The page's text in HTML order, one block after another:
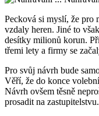
Pecková si myslí, že pro
vzdaly heren. Jiné to
desítky milionů korun.
třemi lety a firmy se
Pro svůj návrh bude
Věří, že do konce
Návrh ovšem těsně
prosadit na zastupitelstvu.